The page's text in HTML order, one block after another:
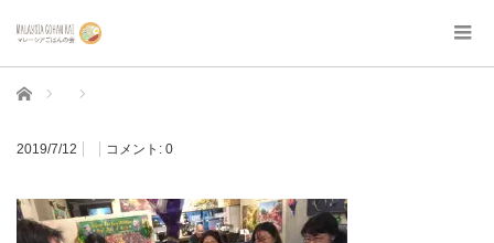
ホーム
2019/7/12 コメント: 0